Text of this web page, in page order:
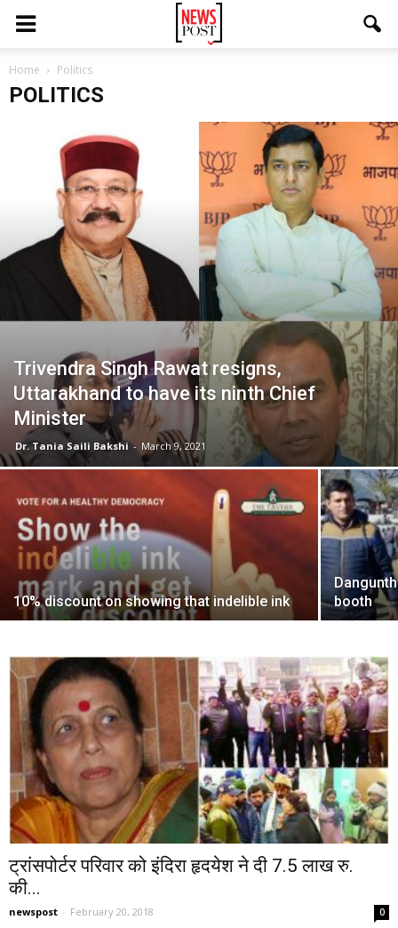
Home Politics
POLITICS
Trivendra Singh Rawat resigns,
Uttarakhand to have its ninth Chief
Minister
Dr. Tania Saili Bakshi - March 9, 2021
10% discount on showing that indelible ink
booth
ट्रांसपोर्टर परिवार को इंदिरा हृदयेश ने दी 7.5 लाख रु.
की...
newspost - February 20, 2018 0